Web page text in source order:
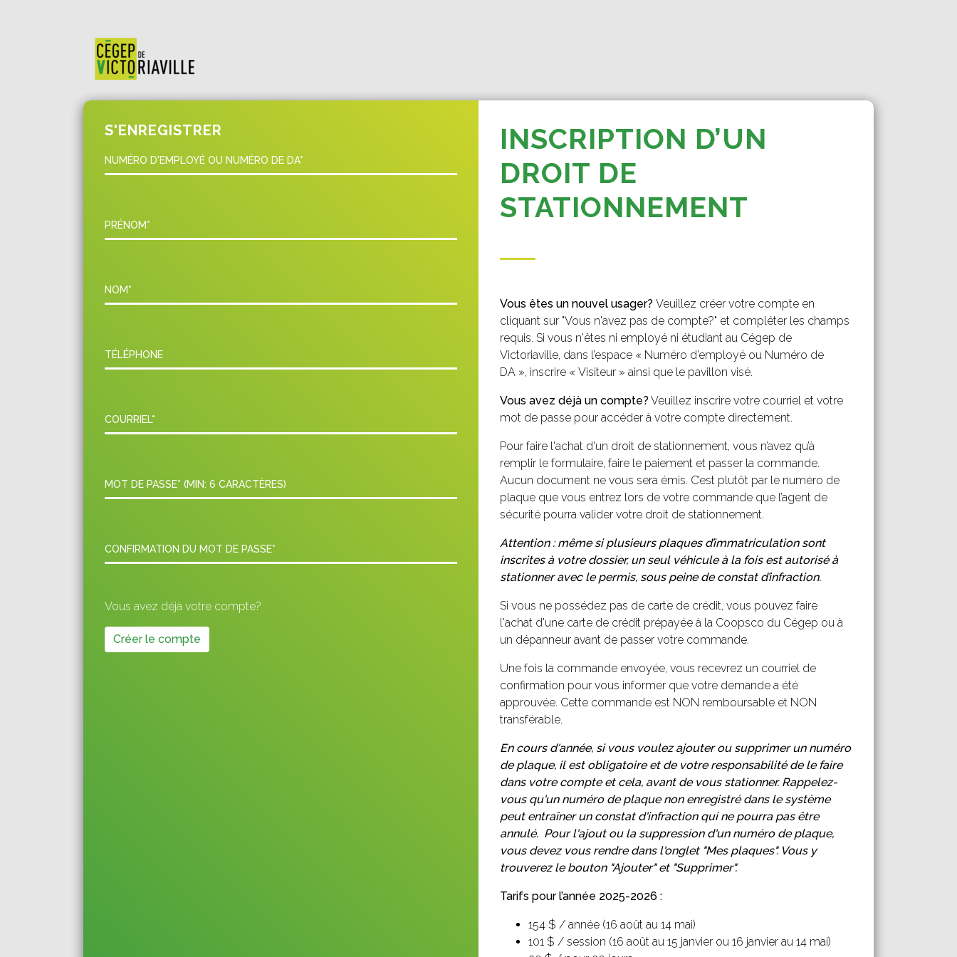
S'ENREGISTRER
NUMÉRO D'EMPLOYÉ OU NUMÉRO DE DA*
PRÉNOM*
NOM*
TÉLÉPHONE
COURRIEL*
MOT DE PASSE* (MIN: 6 CARACTÈRES)
CONFIRMATION DU MOT DE PASSE*
Vous avez déjà votre compte?
Créer le compte
INSCRIPTION D’UN
DROIT DE
STATIONNEMENT
Vous êtes un nouvel usager? Veuillez créer votre compte en
cliquant sur "Vous n'avez pas de compte?" et compléter les champs
requis. Si vous n'êtes ni employé ni étudiant au Cégep de
Victoriaville, dans l’espace « Numéro d’employé ou Numéro de
DA », inscrire « Visiteur » ainsi que le pavillon visé.
Vous avez déjà un compte? Veuillez inscrire votre courriel et votre
mot de passe pour accéder à votre compte directement.
Pour faire l'achat d'un droit de stationnement, vous n’avez qu’à
remplir le formulaire, faire le paiement et passer la commande.
Aucun document ne vous sera émis. C’est plutôt par le numéro de
plaque que vous entrez lors de votre commande que l’agent de
sécurité pourra valider votre droit de stationnement.
Attention : même si plusieurs plaques d’immatriculation sont
inscrites à votre dossier, un seul véhicule à la fois est autorisé à
stationner avec le permis, sous peine de constat d’infraction.
Si vous ne possédez pas de carte de crédit, vous pouvez faire
l'achat d'une carte de crédit prépayée à la Coopsco du Cégep ou à
un dépanneur avant de passer votre commande.
Une fois la commande envoyée, vous recevrez un courriel de
confirmation pour vous informer que votre demande a été
approuvée. Cette commande est NON remboursable et NON
transférable.
En cours d'année, si vous voulez ajouter ou supprimer un numéro
de plaque, il est obligatoire et de votre responsabilité de le faire
dans votre compte et cela, avant de vous stationner. Rappelez-
vous qu'un numéro de plaque non enregistré dans le système
peut entraîner un constat d'infraction qui ne pourra pas être
annulé. Pour l'ajout ou la suppression d'un numéro de plaque,
vous devez vous rendre dans l'onglet"Mes plaques". Vous y
trouverez le bouton "Ajouter" et "Supprimer".
Tarifs pour l’année 2025-2026 :
154 $ / année (16 août au 14 mai)
101 $ / session (16 août au 15 janvier ou 16 janvier au 14 mai)